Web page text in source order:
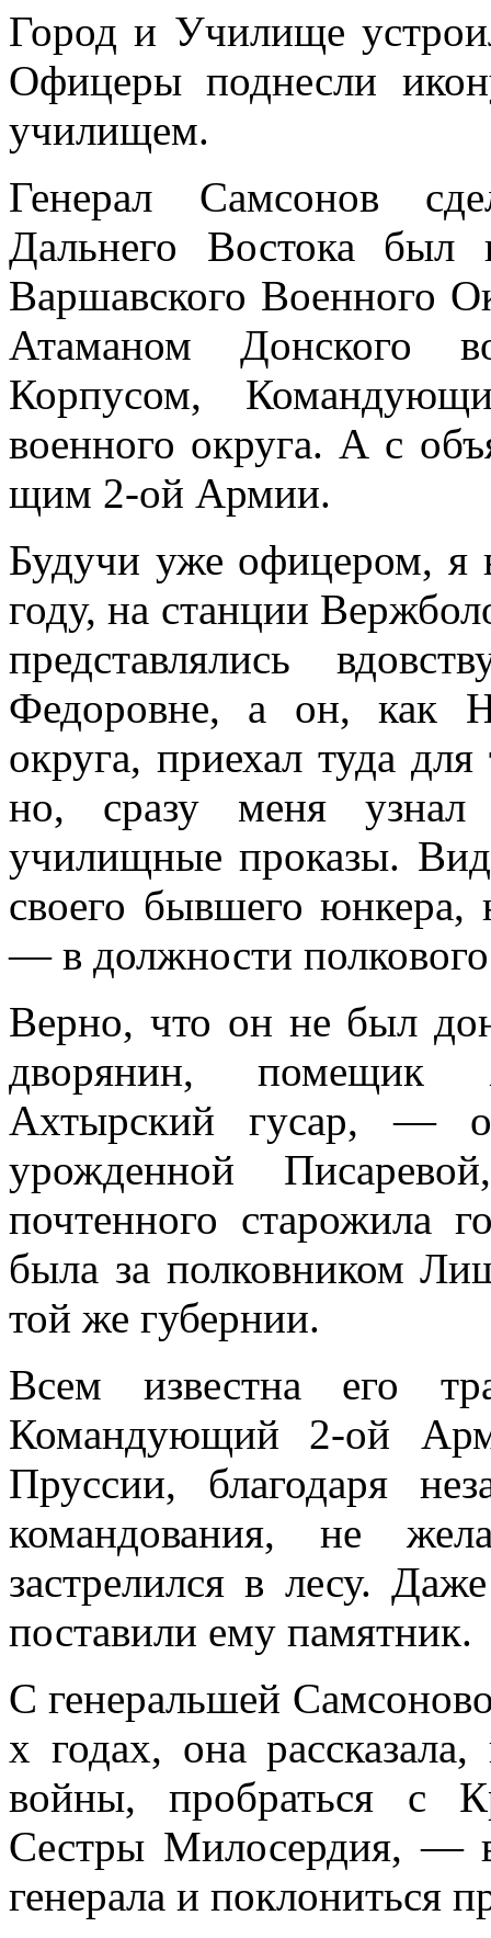
Город и Училище
Офицеры поднесли
училищем.
Генерал Самсонов
Дальнего Востока был
Варшавского Военного
Атаманом Донского
Корпусом,
военного ок­руга. А с
щим 2-ой Армии.
Будучи уже офицером, я
году, на станции
представлялись
Федоровне, а он, как
округа, приехал туда
но, сразу меня
училищные проказы.
своего бывшего
— в должности
Верно, что он не был
дворянин, помещик
Ахтырский гусар, —
урожденной
почтенного старожила
была за полков­ником
той же губернии.
Всем известна его
Командующий 2-ой
Пруссии, благодаря
командования, не
застрелился в лесу.
поставили ему памят­ник.
С генеральшей
х годах, она
войны, пробраться с
Сестры Милосер­дия, —
генерала и поклониться